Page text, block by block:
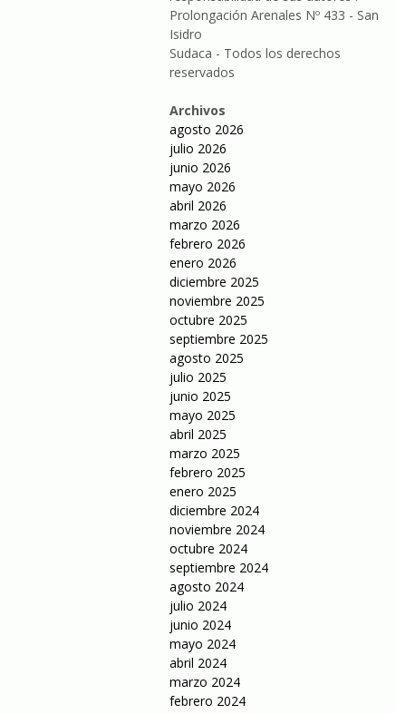
Prolongación Arenales Nº 433 - San
Isidro
Sudaca - Todos los derechos
reservados
Archivos
agosto 2026
julio 2026
junio 2026
mayo 2026
abril 2026
marzo 2026
febrero 2026
enero 2026
diciembre 2025
noviembre 2025
octubre 2025
septiembre 2025
agosto 2025
julio 2025
junio 2025
mayo 2025
abril 2025
marzo 2025
febrero 2025
enero 2025
diciembre 2024
noviembre 2024
octubre 2024
septiembre 2024
agosto 2024
julio 2024
junio 2024
mayo 2024
abril 2024
marzo 2024
febrero 2024